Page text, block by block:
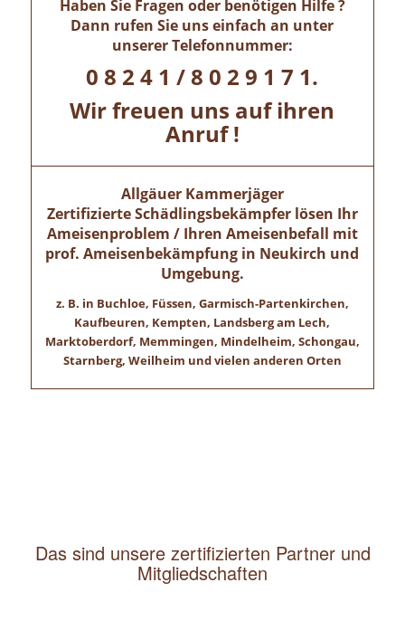
Haben Sie Fragen oder benötigen Hilfe ?
Dann rufen Sie uns einfach an unter
unserer Telefonnummer:
0 8 2 4 1 / 8 0 2 9 1 7 1.
Wir freuen uns auf ihren
Anruf !
Allgäuer Kammerjäger
Zertifizierte Schädlingsbekämpfer lösen Ihr
Ameisenproblem / Ihren Ameisenbefall mit
prof. Ameisenbekämpfung in Neukirch und
Umgebung.
z. B. in Buchloe, Füssen, Garmisch-Partenkirchen,
Kaufbeuren, Kempten, Landsberg am Lech,
Marktoberdorf, Memmingen, Mindelheim, Schongau,
Starnberg, Weilheim und vielen anderen Orten
Das sind unsere zertifizierten Partner und
Mitgliedschaften